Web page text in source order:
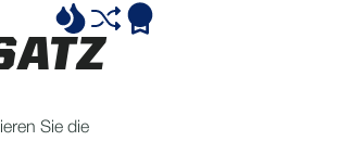
Sie die